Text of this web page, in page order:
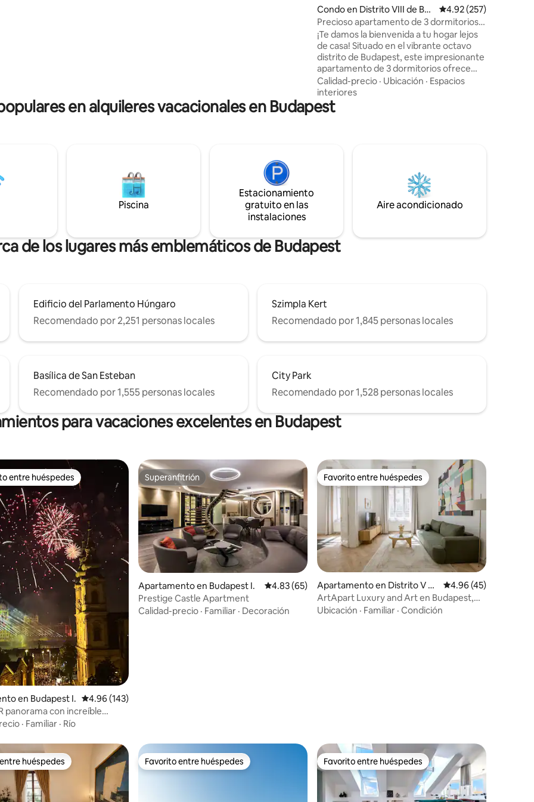
Condo en Distrito VIII de Bu
dapest
Calificación promedio:
4.92 (257)
Precioso apartamento de 3 dormitorios
con un diseño único
¡Te damos la bienvenida a tu hogar lejos
de casa! Situado en el vibrante octavo
distrito de Budapest, este impresionante
apartamento de 3 dormitorios ofrece
una combinación perfecta de elegancia
moderna y comodidad acogedora. Con
interiores bellamente diseñados y una
ubicación céntrica, estarás a pocos pasos
elegante espacio es el punto de partida
perfecto para tu experiencia en
Calidad-precio · Ubicación · Espacios
interiores
en alquileres vacacionales en Budapest
Piscina
Estacionamiento
gratuito en las
instalaciones
Aire acondicionado
de los lugares más emblemáticos de Budapest
Edificio del Parlamento Húngaro
Recomendado por 2,251 personas locales
Szimpla Kert
Recomendado por 1,845 personas locales
Basílica de San Esteban
Recomendado por 1,555 personas locales
City Park
Recomendado por 1,528 personas locales
para vacaciones excelentes en Budapest
de 5, 12 reseñas
huéspedes preferido
entre huéspedes
en Budapest I. Calificación promedio: 4.96 de 5, 143 reseñas
4.96 (143)
panorama con increíble
azotea junto al Danubio
· Familiar · Río
Superanfitrión
Superanfitrión
Apartamento en Budapest I. Calificación promedio: 4.83 de 5, 65 reseñas
4.83 (65)
Prestige Castle Apartment
Calidad-precio · Familiar · Decoración
Favorito entre huéspedes
Favorito entre huéspedes
Apartamento en Distrito V de
Budapest
Calificación
4.96 (45)
ArtApart Luxury and Art en Budapest,
apartamento A2
Ubicación · Familiar · Condición
huéspedes
huéspedes Favorito entre huéspedes
Favorito entre huéspedes Favorito entre huéspedes
Favorito entre huéspedes